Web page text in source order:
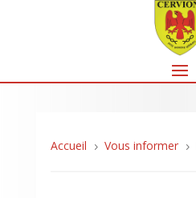
Accueil 5 Vous informer 5